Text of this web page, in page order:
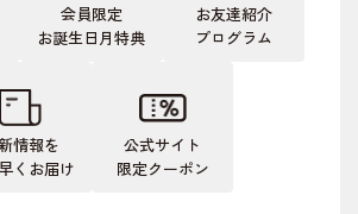
会員限定
お誕生日月特典
お友達紹介
プログラム
情報を
くお届け
公式サイト
限定クーポン